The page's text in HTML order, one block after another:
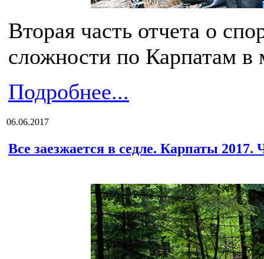
Вторая часть отчета о
сложности по Карпатам в
Подробнее...
06.06.2017
Все заезжается в седле. Карпаты 2017.